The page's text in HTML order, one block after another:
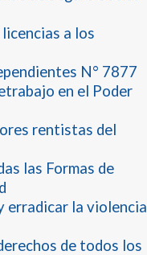
a los
N° 7877
en el Poder
rentistas del
las Formas de
erradicar la violencia
de todos los